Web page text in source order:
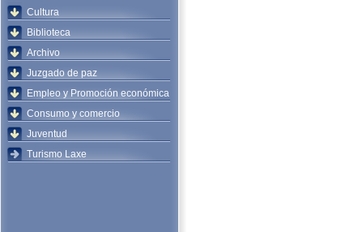
Cultura
Biblioteca
Archivo
Juzgado de paz
Empleo y Promoción económica
Consumo y comercio
Juventud
Turismo Laxe